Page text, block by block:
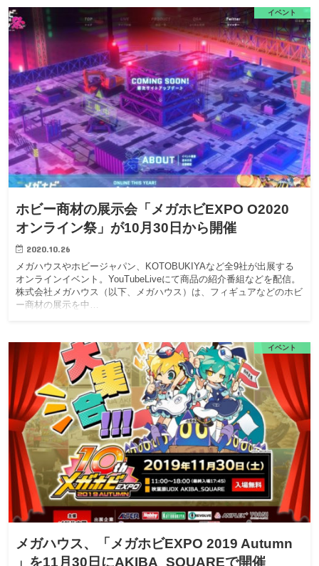
イベント
ホビー商材の展示会「メガホビEXPO O2020
オンライン祭」が10月30日から開催
2020.10.26
メガハウスやホビージャパン、KOTOBUKIYAなど全9社が出展する
オンラインイベント。YouTubeLiveにて商品の紹介番組などを配信。
株式会社メガハウス（以下、メガハウス）は、フィギュアなどのホビ
ー商材の展示を中…
イベント
メガハウス、「メガホビEXPO 2019 Autumn
」を11月30日にAKIBA_SQUAREで開催